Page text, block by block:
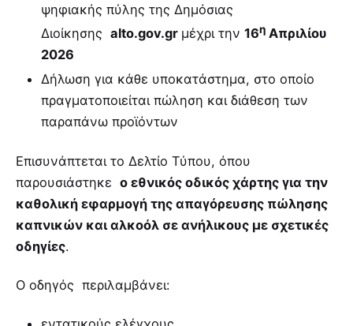
ψηφιακής πύλης της Δημόσιας
Διοίκησης alto.gov.gr μέχρι την 16η Απριλίου
2026
Δήλωση για κάθε υποκατάστημα, στο οποίο
πραγματοποιείται πώληση και διάθεση των
παραπάνω προϊόντων
Επισυνάπτεται το Δελτίο Τύπου, όπου
παρουσιάστηκε ο εθνικός οδικός χάρτης για την
καθολική εφαρμογή της απαγόρευσης πώλησης
καπνικών και αλκοόλ σε ανήλικους με σχετικές
οδηγίες.
Ο οδηγός περιλαμβάνει: